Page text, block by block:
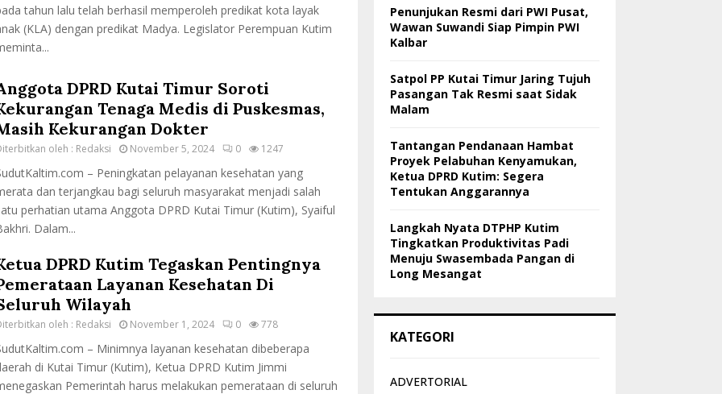
tahun lalu telah berhasil memperoleh predikat kota layak
(KLA) dengan predikat Madya. Legislator Perempuan Kutim
DPRD Kutai Timur Soroti
Tenaga Medis di Puskesmas,
Kekurangan Dokter
oleh : Redaksi November 5, 2024 0 1247
– Peningkatan pelayanan kesehatan yang
dan terjangkau bagi seluruh masyarakat menjadi salah
perhatian utama Anggota DPRD Kutai Timur (Kutim), Syaiful
Dalam...
DPRD Kutim Tegaskan Pentingnya
Layanan Kesehatan Di
Wilayah
oleh : Redaksi November 1, 2024 0 778
– Minimnya layanan kesehatan dibeberapa
di Kutai Timur (Kutim), Ketua DPRD Kutim Jimmi
Pemerintah harus melakukan pemerataan di seluruh
Penunjukan Resmi dari PWI Pusat,
Wawan Suwandi Siap Pimpin PWI
Kalbar
Satpol PP Kutai Timur Jaring Tujuh
Pasangan Tak Resmi saat Sidak
Malam
Tantangan Pendanaan Hambat
Proyek Pelabuhan Kenyamukan,
Ketua DPRD Kutim: Segera
Tentukan Anggarannya
Langkah Nyata DTPHP Kutim
Tingkatkan Produktivitas Padi
Menuju Swasembada Pangan di
Long Mesangat
KATEGORI
ADVERTORIAL